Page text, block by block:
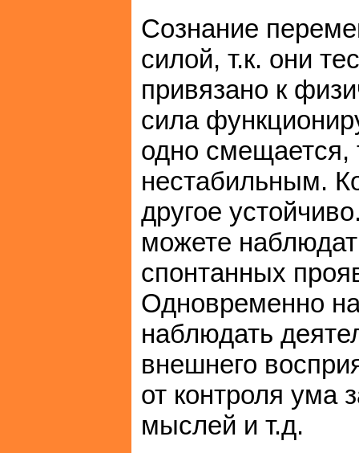
Сознание
силой, т.к. они
привязано к
сила
одно смещается,
нестабильным.
другое
можете
спонтанных
Одновременно
наблюдать
внешнего
от контроля
мыслей и т.д.